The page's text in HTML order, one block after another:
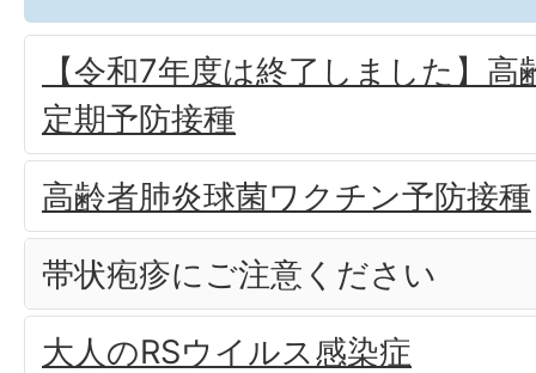
【令和7年度は終了しました】
定期予防接種
高齢者肺炎球菌ワクチン予防接種
帯状疱疹にご注意ください
大人のRSウイルス感染症